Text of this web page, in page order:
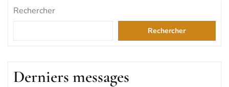
Rechercher
Rechercher
Derniers messages